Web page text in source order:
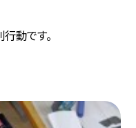
動です。